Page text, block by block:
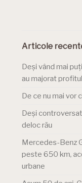
Articole
Deși vând mai
au majorat profitul
De ce nu mai vor
Deși
deloc rău
Mercedes-Benz
peste 650 km,
urbane